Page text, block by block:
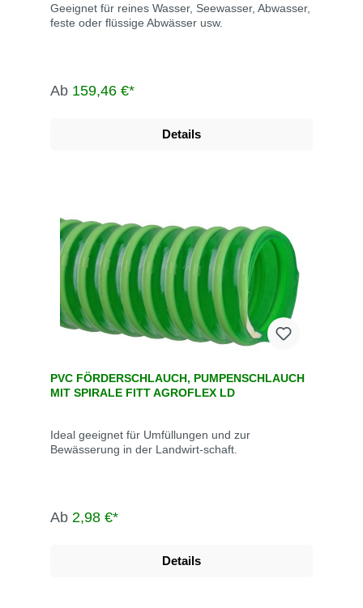
Geeignet für reines Wasser, Seewasser, Abwasser,
feste oder flüssige Abwässer usw.
Ab 159,46 €*
Details
PVC FÖRDERSCHLAUCH, PUMPENSCHLAUCH
MIT SPIRALE FITT AGROFLEX LD
Ideal geeignet für Umfüllungen und zur
Bewässerung in der Landwirt-schaft.
Ab 2,98 €*
Details